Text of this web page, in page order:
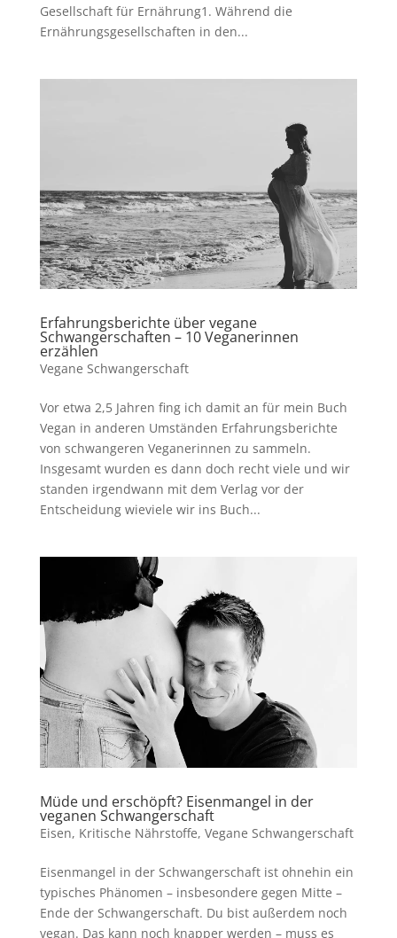
Gesellschaft für Ernährung1. Während die
Ernährungsgesellschaften in den...
Erfahrungsberichte über vegane
Schwangerschaften – 10 Veganerinnen
erzählen
Vegane Schwangerschaft
Vor etwa 2,5 Jahren fing ich damit an für mein Buch
Vegan in anderen Umständen Erfahrungsberichte
von schwangeren Veganerinnen zu sammeln.
Insgesamt wurden es dann doch recht viele und wir
standen irgendwann mit dem Verlag vor der
Entscheidung wieviele wir ins Buch...
Müde und erschöpft? Eisenmangel in der
veganen Schwangerschaft
Eisen, Kritische Nährstoffe, Vegane Schwangerschaft
Eisenmangel in der Schwangerschaft ist ohnehin ein
typisches Phänomen – insbesondere gegen Mitte –
Ende der Schwangerschaft. Du bist außerdem noch
vegan. Das kann noch knapper werden – muss es